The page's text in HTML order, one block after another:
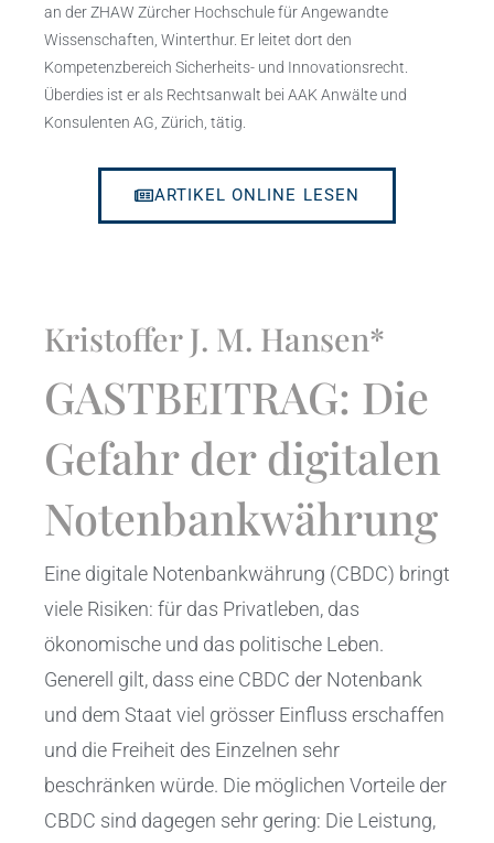
an der ZHAW Zürcher Hochschule für Angewandte
Wissenschaften, Winterthur. Er leitet dort den
Kompetenzbereich Sicherheits- und Innovationsrecht.
Überdies ist er als Rechtsanwalt bei AAK Anwälte und
Konsulenten AG, Zürich, tätig.
ARTIKEL ONLINE LESEN
Kristoffer J. M. Hansen*
GASTBEITRAG: Die
Gefahr der digitalen
Notenbankwährung
Eine digitale Notenbankwährung (CBDC) bringt
viele Risiken: für das Privatleben, das
ökonomische und das politische Leben.
Generell gilt, dass eine CBDC der Notenbank
und dem Staat viel grösser Einfluss erschaffen
und die Freiheit des Einzelnen sehr
beschränken würde. Die möglichen Vorteile der
CBDC sind dagegen sehr gering: Die Leistung,